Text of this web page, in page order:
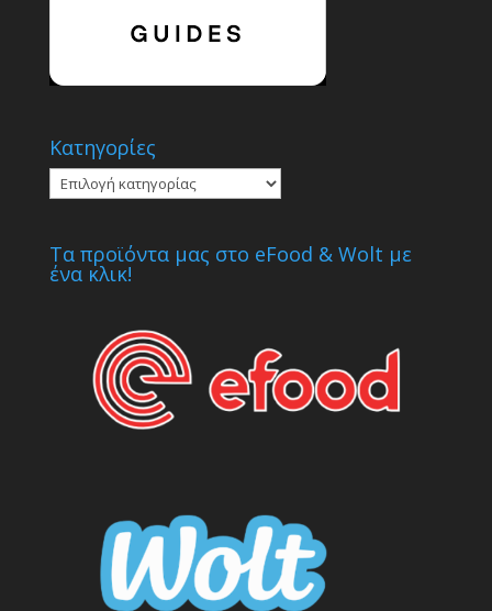
Κατηγορίες
Κατηγορίες
Τα προϊόντα μας στο eFood & Wolt με
ένα κλικ!